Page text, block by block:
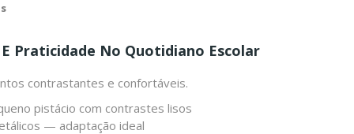
Praticidade No Quotidiano Escolar
contrastantes e confortáveis.
pistácio com contrastes lisos
— adaptação ideal